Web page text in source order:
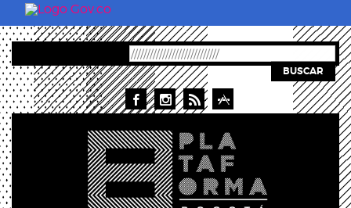
Skip to main content
BUSCAR